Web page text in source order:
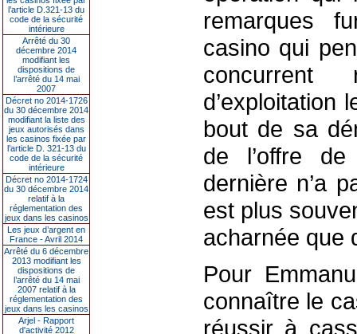
l’article D.321-13 du
code de la sécurité
intérieure
Arrêté du 30
décembre 2014
modifiant les
dispositions de
l’arrêté du 14 mai
2007
Décret no 2014-1726
du 30 décembre 2014
modifiant la liste des
jeux autorisés dans
les casinos fixée par
l’article D. 321-13 du
code de la sécurité
intérieure
Décret no 2014-1724
du 30 décembre 2014
relatif à la
réglementation des
jeux dans les casinos
Les jeux d’argent en
France - Avril 2014
Arrêté du 6 décembre
2013 modifiant les
dispositions de
l’arrêté du 14 mai
2007 relatif à la
réglementation des
jeux dans les casinos
Arjel - Rapport
d'activité 2012
remarques
casino qui
d’exploitation
bout de sa
de l’offre
dernière n’a
est plus
acharnée que
Pour
connaître le
réussir à